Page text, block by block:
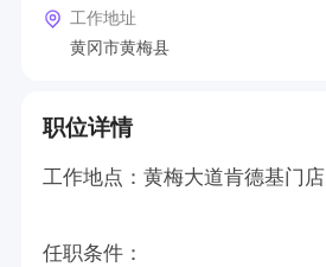
工作地址
黄冈市黄梅县
职位详情
工作地点：黄梅大道肯德基门店
任职条件：